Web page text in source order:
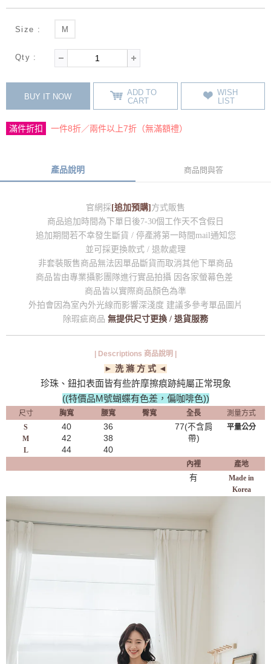
Size : M
Qty :
BUY IT NOW
ADD TO
CART
WISH
LIST
滿件折扣 一件8折／兩件以上7折（無滿額禮）
產品說明 商品問與答
官網採 [追加預購] 方式販售
商品追加時間為下單日後7-30個工作天不含假日
追加期間若不幸發生斷貨 / 停產將第一時間mail通知您
並可採更換款式 / 退款處理
非套裝販售商品無法因單品斷貨而取消其他下單商品
商品皆由專業攝影團隊進行實品拍攝 因各家螢幕色差
商品皆以實際商品顏色為準
外拍會因為室內外光線而影響深淺度 建議多參考單品圖片
除瑕疵商品 無提供尺寸更換 / 退貨服務
| Descriptions 商品說明 |
► 洗 滌 方 式 ◄
珍珠、鈕扣表面皆有些許摩擦痕跡純屬正常現象
((特價品M號蝴蝶有色差，偏咖啡色))
尺寸 胸寬 腰寬 臀寬 全長
測量方式
S
M
L
40
42
44
36
38
40
77(不含肩
帶)
平量公分
內裡 產地
有
Made in
Korea